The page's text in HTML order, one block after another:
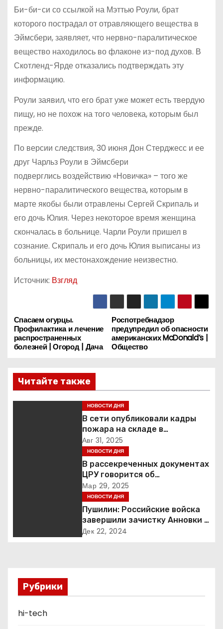
Би-би-си со ссылкой на Мэттью Роули, брат
которого пострадал от отравляющего вещества в
Эймсбери, заявляет, что нервно-паралитическое
вещество находилось во флаконе из-под духов. В
Скотленд-Ярде отказались подтверждать эту
информацию.
Роули заявил, что его брат уже может есть твердую
пищу, но не похож на того человека, которым был
прежде.
По версии следствия, 30 июня Дон Стерджесс и ее
друг Чарльз Роули в Эймсбери
подверглись воздействию «Новичка» – того же
нервно-паралитического вещества, которым в
марте якобы были отравлены Сергей Скрипаль и
его дочь Юлия. Через некоторое время женщина
скончалась в больнице. Чарли Роули пришел в
сознание. Скрипаль и его дочь Юлия выписаны из
больницы, их местонахождение неизвестно.
Источник: Взгляд
Н
а
и
о
а
п
и
Роспотребнадзор
предупредил об опасности
американских McDonald’s |
Общество
Спасаем огурцы.
Профилактика и лечение
распространенных
болезней | Огород | Дача
Читайте также
НОВОСТИ ДНЯ
В сети опубликовали кадры
пожара на складе в
подмосковной Балашихе
Авг 31, 2025
НОВОСТИ ДНЯ
В рассекреченных документах
ЦРУ говорится об
«обнаружении» Ковчега
Завета
Мар 29, 2025
НОВОСТИ ДНЯ
Пушилин: Российские войска
завершили зачистку Анновки в
ДНР
Дек 22, 2024
Рубрики
hi-tech